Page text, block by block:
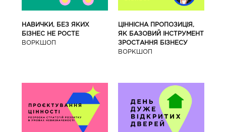
НАВИЧКИ, БЕЗ ЯКИХ
БІЗНЕС НЕ РОСТЕ
ВОРКШОП
ЦІННІСНА ПРОПОЗИЦІЯ,
ЯК БАЗОВИЙ ІНСТРУМЕНТ
ЗРОСТАННЯ БІЗНЕСУ
ВОРКШОП